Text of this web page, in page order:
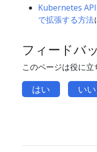
Kubernetes
で拡張する方法
フィードバ
このページは役に立
はい いい